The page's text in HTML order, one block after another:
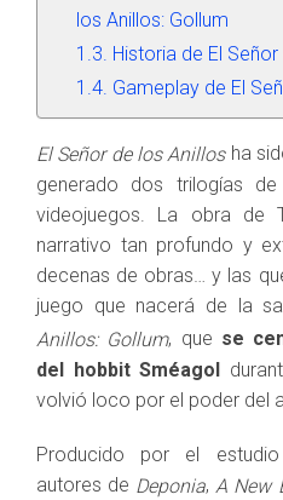
los Anillos: Gollum
Historia de El
Gameplay de El
El Señor de los Anillosha
generado dos trilogías
videojuegos. La obra de
narrativo tan profundo y
decenas de obras… y las
juego que nacerá de la
Anillos: Gollum, que se
del hobbit Sméagol
volvió loco por el poder del
Producido por el estudio
autores de Deponia, A New